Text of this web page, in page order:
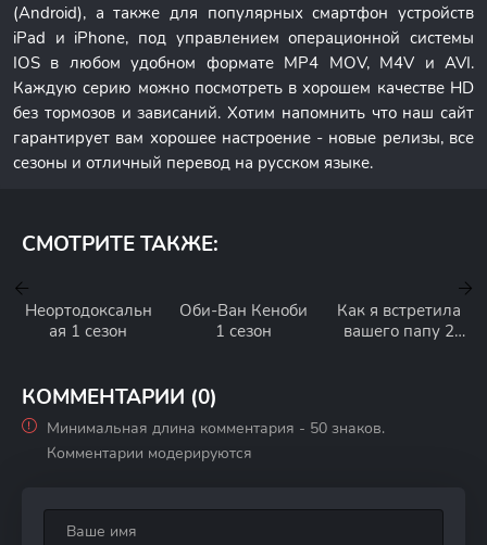
(Android), а также для популярных смартфон устройств
iPad и iPhone, под управлением операционной системы
IOS в любом удобном формате MP4 MOV, M4V и AVI.
Каждую серию можно посмотреть в хорошем качестве HD
без тормозов и зависаний. Хотим напомнить что наш сайт
гарантирует вам хорошее настроение - новые релизы, все
сезоны и отличный перевод на русском языке.
СМОТРИТЕ ТАКЖЕ:
Неортодоксальн
ая 1 сезон
Оби-Ван Кеноби
1 сезон
Как я встретила
вашего папу 2
КОММЕНТАРИИ (0)
Минимальная длина комментария - 50 знаков.
Комментарии модерируются